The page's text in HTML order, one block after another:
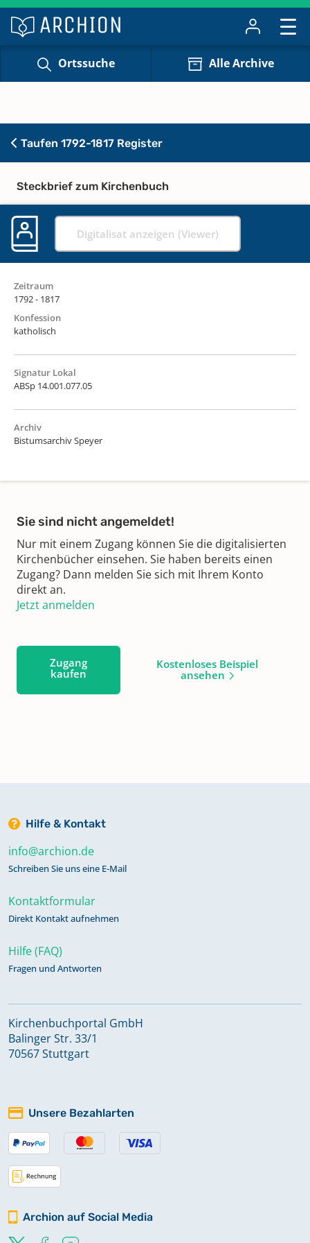
Ortssuche Alle Archive
Taufen 1792-1817 Register
Steckbrief zum Kirchenbuch
Digitalisat anzeigen (Viewer)
Zeitraum
1792 - 1817
Konfession
katholisch
Signatur Lokal
ABSp 14.001.077.05
Archiv
Bistumsarchiv Speyer
Sie sind nicht angemeldet!
Nur mit einem Zugang können Sie die digitalisierten
Kirchenbücher einsehen. Sie haben bereits einen
Zugang? Dann melden Sie sich mit Ihrem Konto
direkt an.
Jetzt anmelden
Zugang
kaufen
Kostenloses Beispiel
ansehen
Hilfe & Kontakt
info@archion.de
Schreiben Sie uns eine E-Mail
Kontaktformular
Direkt Kontakt aufnehmen
Hilfe (FAQ)
Fragen und Antworten
Kirchenbuchportal GmbH
Balinger Str. 33/1
70567 Stuttgart
Unsere Bezahlarten
Archion auf Social Media